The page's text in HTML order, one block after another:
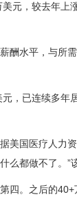
，较去年上
水平，与所需
已连续多年
国医疗人力资
么都做不了。”
。之后的40+